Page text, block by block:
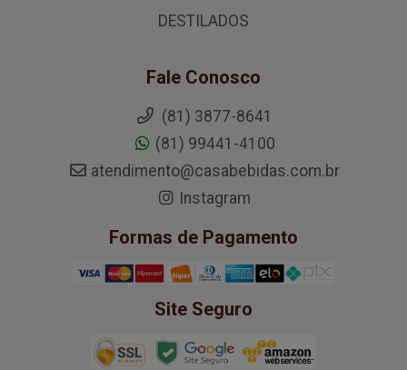
DESTILADOS
Fale Conosco
(81) 3877-8641
(81) 99441-4100
atendimento@casabebidas.com.br
Instagram
Formas de Pagamento
Site Seguro